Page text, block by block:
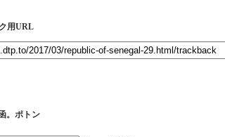
用URL
。ポトン